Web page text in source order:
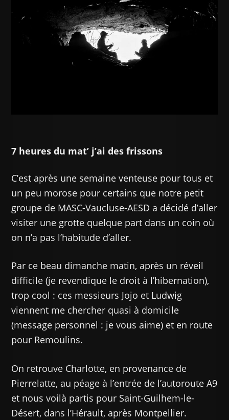
7 heures du mat’ j’ai des frissons
C’est après une semaine venteuse pour tous et
un peu morose pour certains que notre petit
groupe de MASC-Vaucluse-AESD a décidé d’aller
visiter une grotte quelque part dans un coin où
on n’a pas l’habitude d’aller.
Par ce beau dimanche matin, après un réveil
difficile (je revendique le droit à l’hibernation),
trop cool : ces messieurs Jojo et Ludwig
viennent me chercher quasi à domicile
(message personnel : je vous aime) et en route
pour Remoulins.
On retrouve Charlotte, en provenance de
Pierrelatte, au péage à l’entrée de l’autoroute A9
et nous voilà partis pour Saint-Guilhem-le-
Désert, dans l’Hérault, après Montpellier.